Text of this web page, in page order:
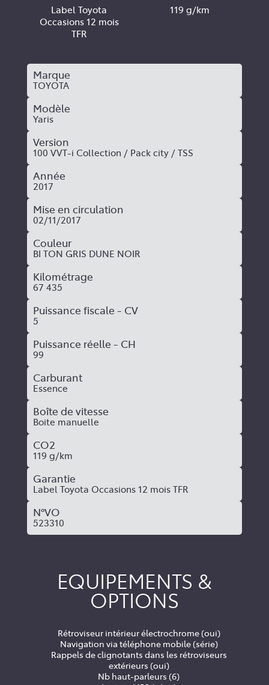
Label Toyota
Occasions 12 mois
TFR
119 g/km
Marque
TOYOTA
Modèle
Yaris
Version
100 VVT-i Collection / Pack city / TSS
Année
2017
Mise en circulation
02/11/2017
Couleur
BI TON GRIS DUNE NOIR
Kilométrage
67 435
Puissance fiscale - CV
5
Puissance réelle - CH
99
Carburant
Essence
Boîte de vitesse
Boite manuelle
CO2
119 g/km
Garantie
Label Toyota Occasions 12 mois TFR
N°VO
523310
EQUIPEMENTS &
OPTIONS
Rétroviseur intérieur électrochrome (oui)
Navigation via téléphone mobile (série)
Rappels de clignotants dans les rétroviseurs
extérieurs (oui)
Nb haut-parleurs (6)